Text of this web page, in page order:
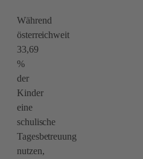
Während
österreichweit
33,69
%
der
Kinder
eine
schulische
Tagesbetreuung
nutzen,